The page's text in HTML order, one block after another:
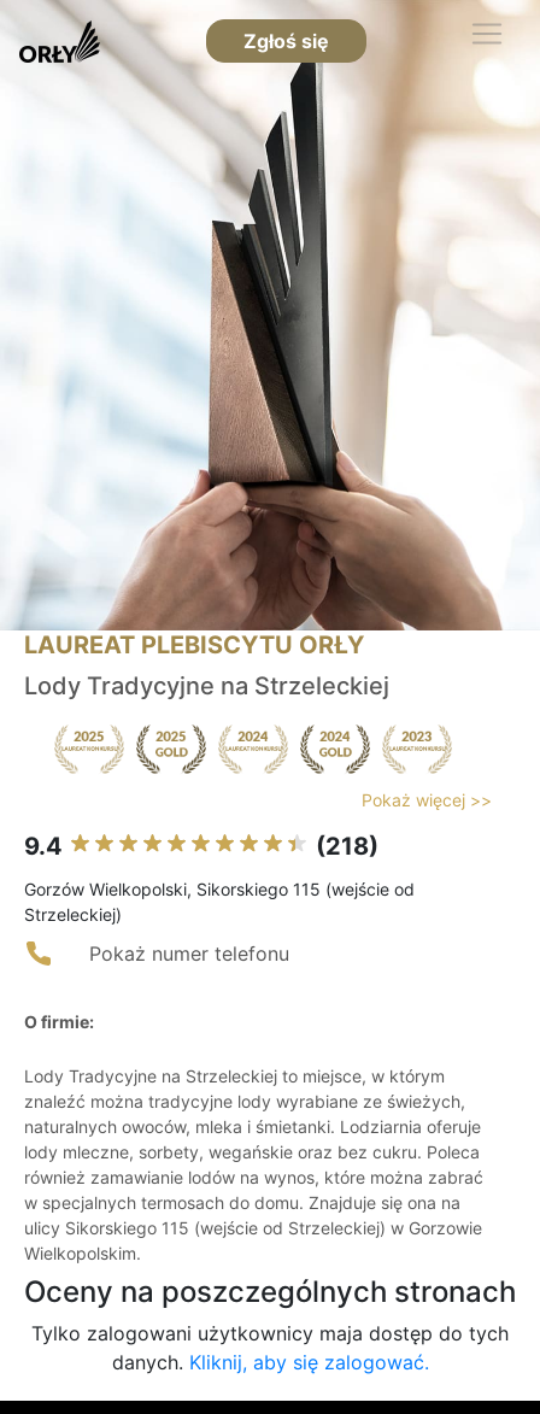
Zgłoś się
LAUREAT PLEBISCYTU ORŁY
Lody Tradycyjne na Strzeleckiej
Pokaż więcej >>
9.4 (218)
Gorzów Wielkopolski, Sikorskiego 115 (wejście od
Strzeleckiej)
Pokaż numer telefonu
O firmie:
Lody Tradycyjne na Strzeleckiej to miejsce, w którym
znaleźć można tradycyjne lody wyrabiane ze świeżych,
naturalnych owoców, mleka i śmietanki. Lodziarnia oferuje
lody mleczne, sorbety, wegańskie oraz bez cukru. Poleca
również zamawianie lodów na wynos, które można zabrać
w specjalnych termosach do domu. Znajduje się ona na
ulicy Sikorskiego 115 (wejście od Strzeleckiej) w Gorzowie
Wielkopolskim.
Oceny na poszczególnych stronach
Tylko zalogowani użytkownicy maja dostęp do tych
danych. Kliknij, aby się zalogować.